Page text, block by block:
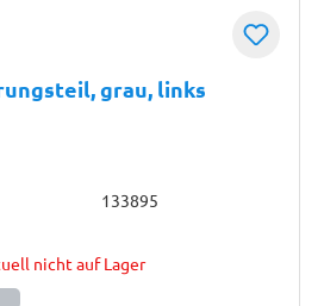
grau, links
133895
nicht auf Lager